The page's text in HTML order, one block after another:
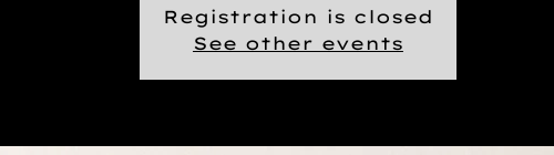
Registration is closed
See other events